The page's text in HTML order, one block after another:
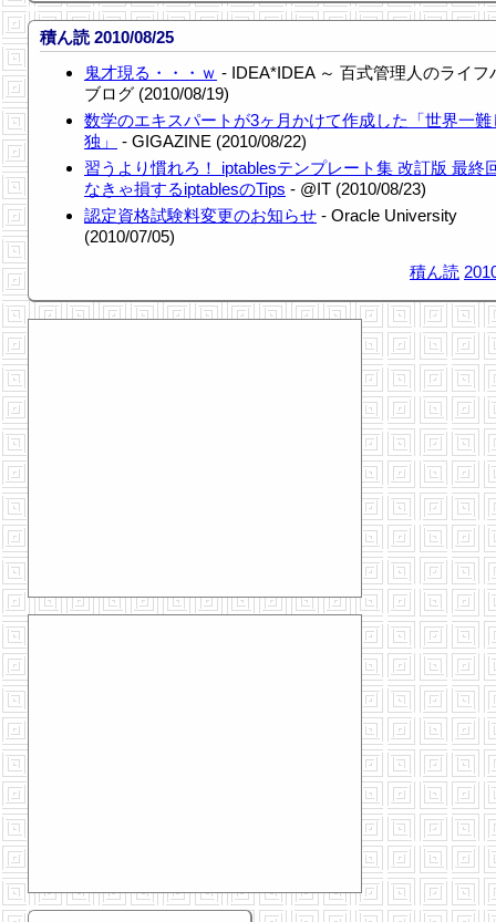
積ん読 2010/08/25
鬼才現る・・・ｗ - IDEA*IDEA ～ 百式管理人のライフ
ブログ (2010/08/19)
数学のエキスパートが3ヶ月かけて作成した「世界一難
独」
- GIGAZINE (2010/08/22)
習うより慣れろ！ iptablesテンプレート集 改訂版 最終
なきゃ損するiptablesのTips - @IT (2010/08/23)
認定資格試験料変更のお知らせ - Oracle University
(2010/07/05)
積ん読